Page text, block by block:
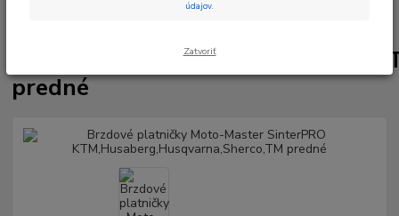
predné
údajov.
Zatvoriť